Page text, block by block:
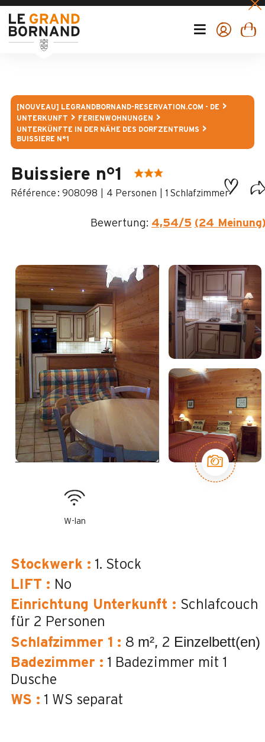
[NOUVEAU] LEGRANDBORNAND-RESERVATION.COM - DE
UNTERKUNFT
FERIENWOHNUNGEN
UNTERKÜNFTE IN DER NÄHE DES DORFZENTRUMS
BUISSIERE N°1
Buissiere n°1
: 908098 4 Personen 1 Schlafzimmer
Bewertung: 4,54/5 (24
W-lan
Stockwerk : 1. Stock
LIFT : No
Einrichtung Unterkunft : Schlafcouch
für 2 Personen
Schlafzimmer 1 : 8 m² 2 Einzelbett(en)
Badezimmer : 1 Badezimmer mit 1
Dusche
WS : 1 WS separat